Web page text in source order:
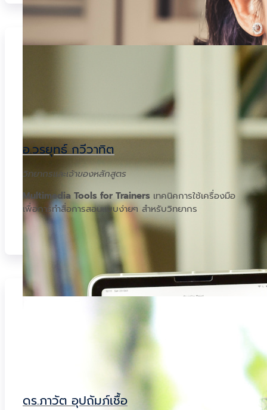
อ.วรยุทธ์ กวีวาทิต
วิทยากรและเจ้าของหลักสูตร
Multimedia Tools for Trainers เทคนิคการใช้เครื่องมือ
เพื่อการทำสื่อการสอนแบบง่ายๆ สำหรับวิทยากร
ดร.ภาวัต อุปถัมภ์เชื้อ